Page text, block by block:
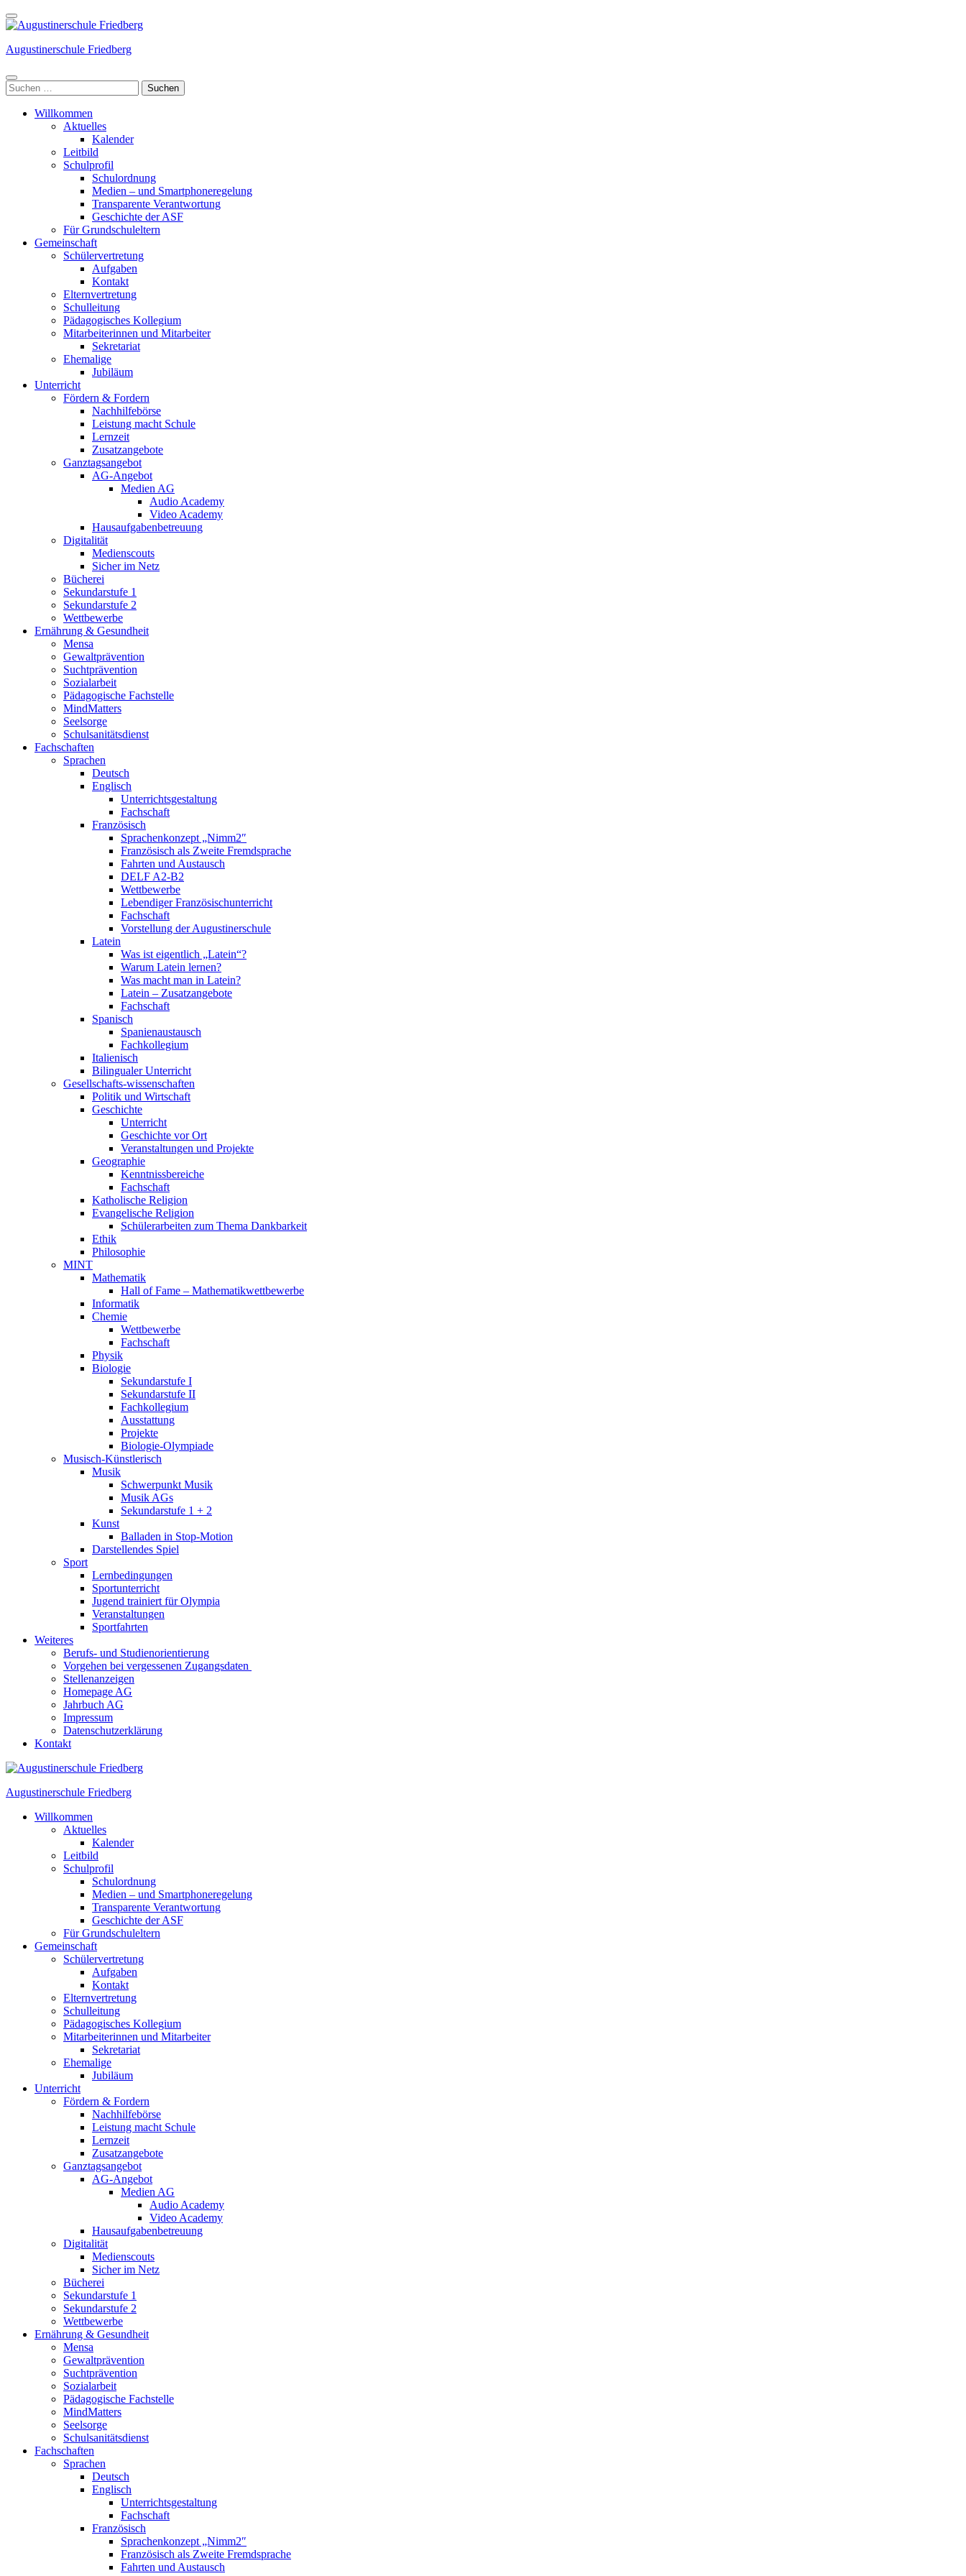
Weiter
zum
(Enter
Augustinerschule Friedberg
Suchen
nach:
Willkommen
Aktuelles
Kalender
Leitbild
Schulprofil
Schulordnung
Medien – und Smartphoneregelung
Transparente Verantwortung
Geschichte der ASF
Für Grundschuleltern
Gemeinschaft
Schülervertretung
Aufgaben
Kontakt
Elternvertretung
Schulleitung
Pädagogisches Kollegium
Mitarbeiterinnen und Mitarbeiter
Sekretariat
Ehemalige
Jubiläum
Unterricht
Fördern & Fordern
Nachhilfebörse
Leistung macht Schule
Lernzeit
Zusatzangebote
Ganztagsangebot
AG-Angebot
Medien AG
Audio Academy
Video Academy
Hausaufgabenbetreuung
Digitalität
Medienscouts
Sicher im Netz
Bücherei
Sekundarstufe 1
Sekundarstufe 2
Wettbewerbe
Ernährung & Gesundheit
Mensa
Gewaltprävention
Suchtprävention
Sozialarbeit
Pädagogische Fachstelle
MindMatters
Seelsorge
Schulsanitätsdienst
Fachschaften
Sprachen
Deutsch
Englisch
Unterrichtsgestaltung
Fachschaft
Französisch
Sprachenkonzept „Nimm2″
Französisch als Zweite Fremdsprache
Fahrten und Austausch
DELF A2-B2
Wettbewerbe
Lebendiger Französischunterricht
Fachschaft
Vorstellung der Augustinerschule
Latein
Was ist eigentlich „Latein“?
Warum Latein lernen?
Was macht man in Latein?
Latein – Zusatzangebote
Fachschaft
Spanisch
Spanienaustausch
Fachkollegium
Italienisch
Bilingualer Unterricht
Gesellschafts-wissenschaften
Politik und Wirtschaft
Geschichte
Unterricht
Geschichte vor Ort
Veranstaltungen und Projekte
Geographie
Kenntnissbereiche
Fachschaft
Katholische Religion
Evangelische Religion
Schülerarbeiten zum Thema Dankbarkeit
Ethik
Philosophie
MINT
Mathematik
Hall of Fame – Mathematikwettbewerbe
Informatik
Chemie
Wettbewerbe
Fachschaft
Physik
Biologie
Sekundarstufe I
Sekundarstufe II
Fachkollegium
Ausstattung
Projekte
Biologie-Olympiade
Musisch-Künstlerisch
Musik
Schwerpunkt Musik
Musik AGs
Sekundarstufe 1 + 2
Kunst
Balladen in Stop-Motion
Darstellendes Spiel
Sport
Lernbedingungen
Sportunterricht
Jugend trainiert für Olympia
Veranstaltungen
Sportfahrten
Weiteres
Berufs- und Studienorientierung
Vorgehen bei vergessenen Zugangsdaten
Stellenanzeigen
Homepage AG
Jahrbuch AG
Impressum
Datenschutzerklärung
Kontakt
Augustinerschule Friedberg
Willkommen
Aktuelles
Kalender
Leitbild
Schulprofil
Schulordnung
Medien – und Smartphoneregelung
Transparente Verantwortung
Geschichte der ASF
Für Grundschuleltern
Gemeinschaft
Schülervertretung
Aufgaben
Kontakt
Elternvertretung
Schulleitung
Pädagogisches Kollegium
Mitarbeiterinnen und Mitarbeiter
Sekretariat
Ehemalige
Jubiläum
Unterricht
Fördern & Fordern
Nachhilfebörse
Leistung macht Schule
Lernzeit
Zusatzangebote
Ganztagsangebot
AG-Angebot
Medien AG
Audio Academy
Video Academy
Hausaufgabenbetreuung
Digitalität
Medienscouts
Sicher im Netz
Bücherei
Sekundarstufe 1
Sekundarstufe 2
Wettbewerbe
Ernährung & Gesundheit
Mensa
Gewaltprävention
Suchtprävention
Sozialarbeit
Pädagogische Fachstelle
MindMatters
Seelsorge
Schulsanitätsdienst
Fachschaften
Sprachen
Deutsch
Englisch
Unterrichtsgestaltung
Fachschaft
Französisch
Sprachenkonzept „Nimm2″
Französisch als Zweite Fremdsprache
Fahrten und Austausch